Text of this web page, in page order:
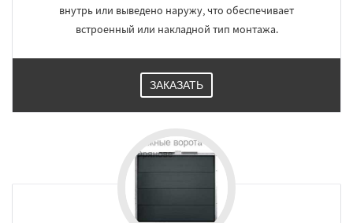
внутрь или выведено наружу, что обеспечивает
встроенный или накладной тип монтажа.
ЗАКАЗАТЬ